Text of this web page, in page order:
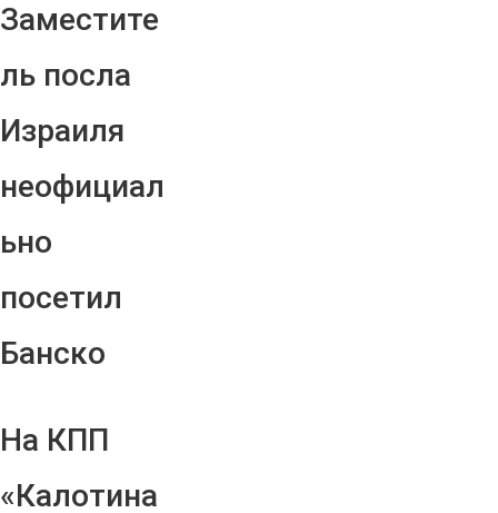
Заместите
ль посла
Израиля
неофициал
ьно
посетил
Банско
На КПП
«Калотина